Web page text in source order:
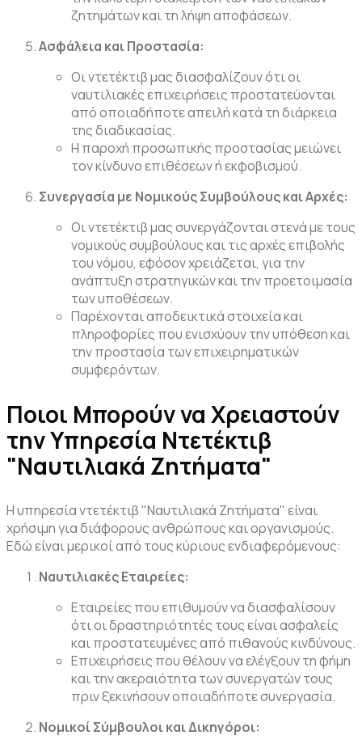
ζητημάτων και τη λήψη αποφάσεων.
Ασφάλεια και Προστασία:
Οι ντετέκτιβ μας διασφαλίζουν ότι οι
ναυτιλιακές επιχειρήσεις προστατεύονται
από οποιαδήποτε απειλή κατά τη διάρκεια
της διαδικασίας.
Η παροχή προσωπικής προστασίας μειώνει
τον κίνδυνο επιθέσεων ή εκφοβισμού.
Συνεργασία με Νομικούς Συμβούλους και Αρχές:
Οι ντετέκτιβ μας συνεργάζονται στενά με τους
νομικούς συμβούλους και τις αρχές επιβολής
του νόμου, εφόσον χρειάζεται, για την
ανάπτυξη στρατηγικών και την προετοιμασία
των υποθέσεων.
Παρέχονται αποδεικτικά στοιχεία και
πληροφορίες που ενισχύουν την υπόθεση και
την προστασία των επιχειρηματικών
συμφερόντων.
Ποιοι Μπορούν να Χρειαστούν
την Υπηρεσία Ντετέκτιβ
"Ναυτιλιακά Ζητήματα"
Η υπηρεσία ντετέκτιβ "Ναυτιλιακά Ζητήματα" είναι
χρήσιμη για διάφορους ανθρώπους και οργανισμούς.
Εδώ είναι μερικοί από τους κύριους ενδιαφερόμενους:
Ναυτιλιακές Εταιρείες:
Εταιρείες που επιθυμούν να διασφαλίσουν
ότι οι δραστηριότητές τους είναι ασφαλείς
και προστατευμένες από πιθανούς κινδύνους.
Επιχειρήσεις που θέλουν να ελέγξουν τη φήμη
και την ακεραιότητα των συνεργατών τους
πριν ξεκινήσουν οποιαδήποτε συνεργασία.
Νομικοί Σύμβουλοι και Δικηγόροι: